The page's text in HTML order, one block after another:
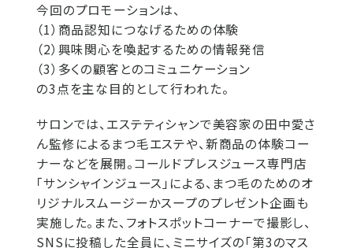
今回のプロモーションは、
（1）商品認知につなげるための体験
（2）興味関心を喚起するための情報発信
（3）多くの顧客とのコミュニケーション
の3点を主な目的として行われた。
サロンでは、エステティシャンで美容家の田中愛さ
ん監修によるまつ毛エステや、新商品の体験コー
ナーなどを展開。コールドプレスジュース専門店
「サンシャインジュース」による、まつ毛のためのオ
リジナルスムージーかスープのプレゼント企画も
実施した。また、フォトスポットコーナーで撮影し、
SNSに投稿した全員に、ミニサイズの「第3のマス